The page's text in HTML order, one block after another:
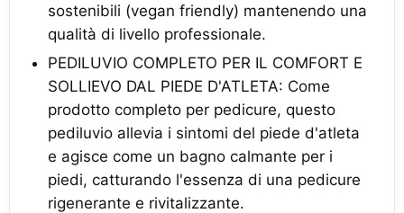
sostenibili (vegan friendly) mantenendo una
qualità di livello professionale.
PEDILUVIO COMPLETO PER IL COMFORT E
SOLLIEVO DAL PIEDE D'ATLETA: Come
prodotto completo per pedicure, questo
pediluvio allevia i sintomi del piede d'atleta
e agisce come un bagno calmante per i
piedi, catturando l'essenza di una pedicure
rigenerante e rivitalizzante.